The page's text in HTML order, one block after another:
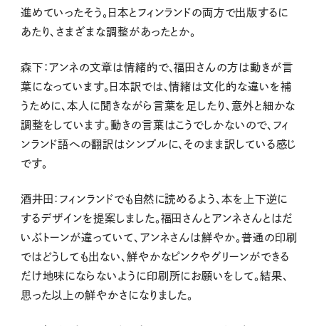
進めていったそう。日本とフィンランドの両方で出版するに
あたり、さまざまな調整があったとか。
森下：アンネの文章は情緒的で、福田さんの方は動きが言
葉になっています。日本訳では、情緒は文化的な違いを補
うために、本人に聞きながら言葉を足したり、意外と細かな
調整をしています。動きの言葉はこうでしかないので、フィ
ンランド語への翻訳はシンプルに、そのまま訳している感じ
です。
酒井田：フィンランドでも自然に読めるよう、本を上下逆に
するデザインを提案しました。福田さんとアンネさんとはだ
いぶトーンが違っていて、アンネさんは鮮やか。 普通の印刷
ではどうしても出ない、鮮やかなピンクやグリーンができる
だけ地味にならないように印刷所にお願いをして。結果、
思った以上の鮮やかさになりました。